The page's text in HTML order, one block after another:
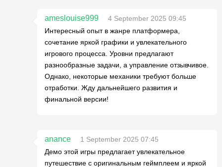
ameslouise999
4 September 2025 09:45
Интересный опыт в жанре платформера,
сочетание яркой графики и увлекательного
игрового процесса. Уровни предлагают
разнообразные задачи, а управление отзывчивое.
Однако, некоторые механики требуют больше
отработки. Жду дальнейшего развития и
финальной версии!
anance
1 September 2025 07:45
Демо этой игры предлагает увлекательное
путешествие с оригинальным геймплеем и яркой